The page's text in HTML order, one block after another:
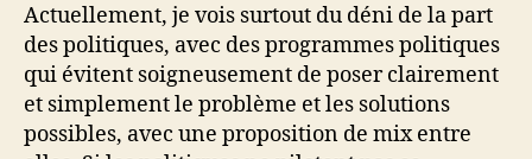
Actuellement, je vois surtout du déni de la part
des politiques, avec des programmes politiques
qui évitent soigneusement de poser clairement
et simplement le problème et les solutions
possibles, avec une proposition de mix entre